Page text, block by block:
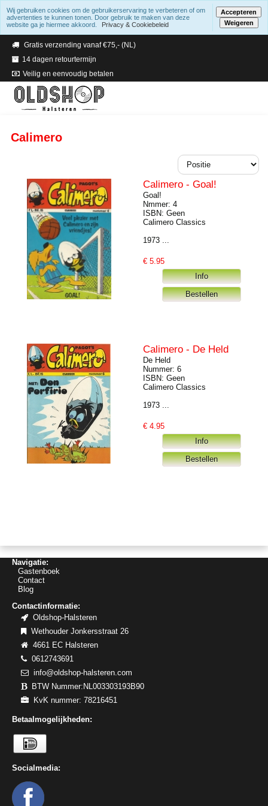
Verzending binnen 2 a 3 werkdagen
Gratis verzending vanaf €75,- (NL)
14 dagen retourtermijn
Veilig en eenvoudig betalen
Calimero
Calimero - Goal!
Goal!
Nmmer: 4
ISBN: Geen
Calimero Classics
1973 ...
€ 5.95
Calimero - De Held
De Held
Nummer: 6
ISBN: Geen
Calimero Classics
1973 ...
€ 4.95
Navigatie:
Gastenboek
Contact
Blog
Contactinformatie:
Oldshop-Halsteren
Wethouder Jonkersstraat 26
4661 EC Halsteren
0612743691
info@oldshop-halsteren.com
BTW Nummer:NL003303193B90
KvK nummer: 78216451
Betaalmogelijkheden:
Socialmedia:
Wij gebruiken cookies om de gebruikerservaring te verbeteren of om
advertenties te kunnen tonen. Door gebruik te maken van deze
website ga je hiermee akkoord.
Privacy & Cookiebeleid
Accepteren
Weigeren